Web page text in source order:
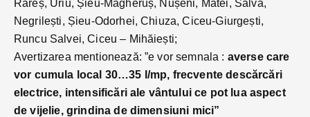
Rareș, Uriu, Șieu-Măgheruș, Nușeni, Matei, Salva,
Negrilești, Șieu-Odorhei, Chiuza, Ciceu-Giurgești,
Runcu Salvei, Ciceu – Mihăiești;
Avertizarea mentionează: ”e vor semnala : averse care
vor cumula local 30…35 l/mp, frecvente descărcări
electrice, intensificări ale vântului ce pot lua aspect
de vijelie, grindina de dimensiuni mici”